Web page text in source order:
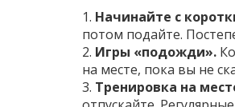
1. Начинайте с
потом подайте.
2. Игры «подожди».
на месте, пока вы не
3. Тренировка на